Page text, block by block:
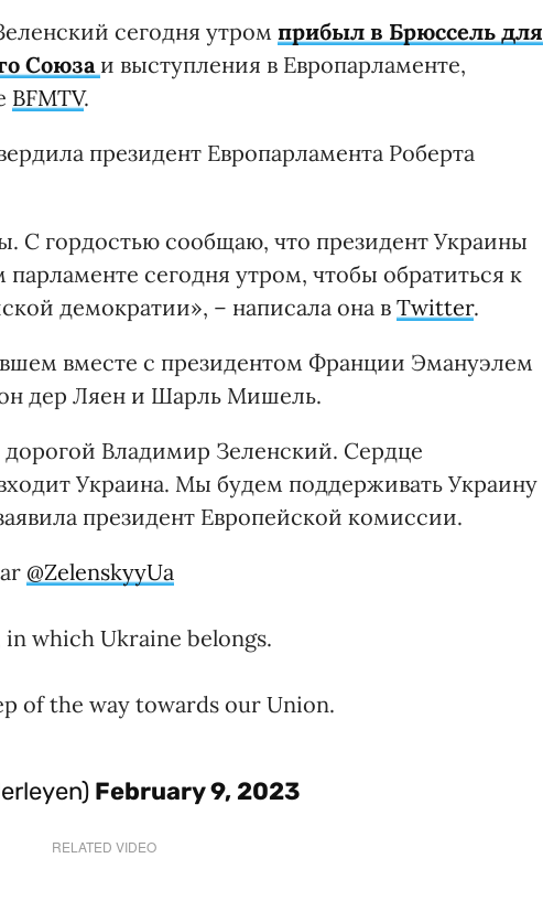
сегодня утром прибыл в Брюссель для
Союза и выступления в Европарламенте,
BFMTV.
президент Европарламента Роберта
С гордостью сообщаю, что президент Украины
сегодня утром, чтобы обратиться к
демократии», – написала она в Twitter.
вместе с президентом Франции Эмануэлем
дер Ляен и Шарль Мишель.
Владимир Зеленский. Сердце
Украина. Мы будем поддерживать Украину
президент Европейской комиссии.
@ZelenskyyUa
which Ukraine belongs.
of the way towards our Union.
February 9, 2023
RELATED VIDEO